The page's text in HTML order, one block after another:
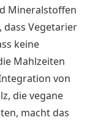
Mineralstoffen
dass Vegetarier
keine
Mahlzeiten
von
die vegane
macht das